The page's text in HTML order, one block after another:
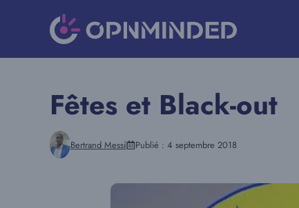
Fêtes et Black-out
Bertrand Messi Publié : 4 septembre 2018